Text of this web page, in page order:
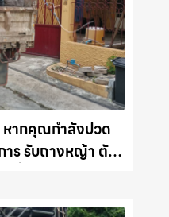
ากคุณกำลังปวด
าร รับถางหญ้า ตัด